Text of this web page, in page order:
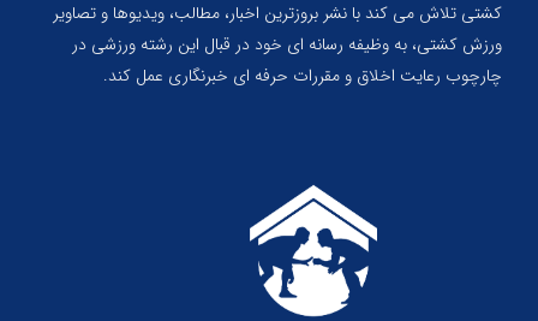
کشتی تلاش می کند با نشر بروزترین اخبار، مطالب، ویدیوها و تصاویر
ورزش کشتی، به وظیفه رسانه ای خود در قبال این رشته ورزشی در
چارچوب رعایت اخلاق و مقررات حرفه ای خبرنگاری عمل کند.